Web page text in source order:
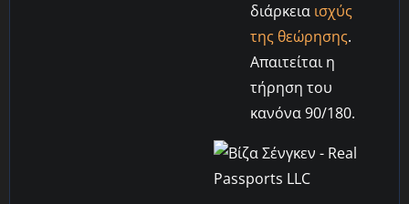
διάρκεια ισχύς
της θεώρησης.
Απαιτείται η
τήρηση του
κανόνα 90/180.